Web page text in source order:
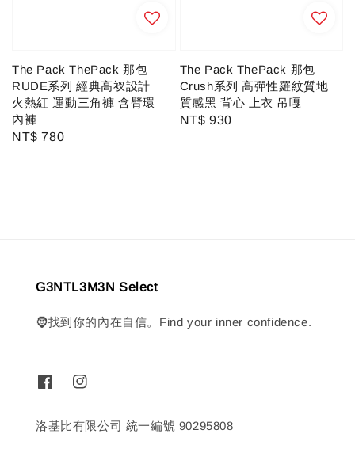
The Pack ThePack 那包
RUDE系列 經典高衩設計
火熱紅 運動三角褲 含臂環
內褲
Regular
NT$ 780
The Pack ThePack 那包
Crush系列 高彈性羅紋質地
質感黑 背心 上衣 吊嘎
Regular
NT$ 930
G3NTL3M3N Select
🧔找到你的內在自信。Find your inner confidence.
洛基比有限公司 統一編號 90295808